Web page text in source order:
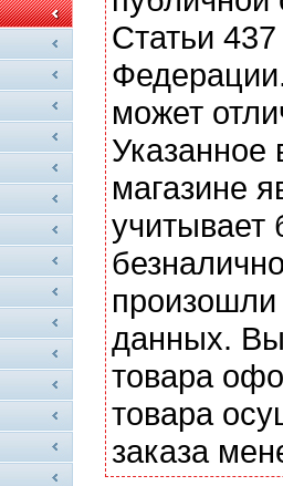
Статьи
может
магазине
учитывает
данных. Вы
товара
товара
заказа